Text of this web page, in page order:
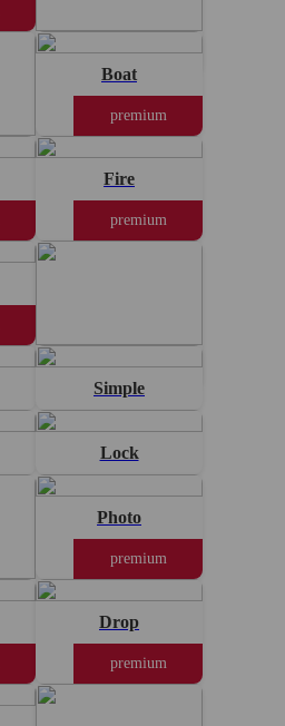
Blaster
Boat
premium
Fire
premium
Standard
Simple
Lock
Photo
premium
Drop
premium